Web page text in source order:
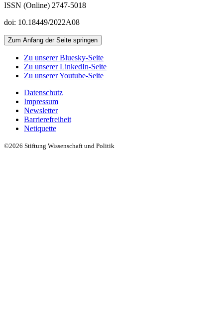
ISSN (Online) 2747-5018
doi: 10.18449/2022A08
Zum Anfang der Seite springen
Zu unserer Bluesky-Seite
Zu unserer LinkedIn-Seite
Zu unserer Youtube-Seite
Datenschutz
Impressum
Newsletter
Barrierefreiheit
Netiquette
©2026 Stiftung Wissenschaft und Politik